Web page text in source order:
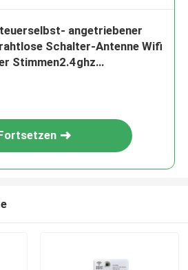
angetriebener
Schalter-Antenne Wifi
Stimmen2.4ghz